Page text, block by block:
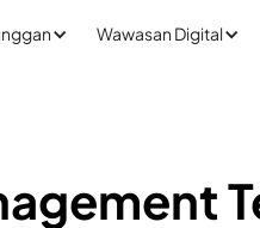
Wawasan Digital